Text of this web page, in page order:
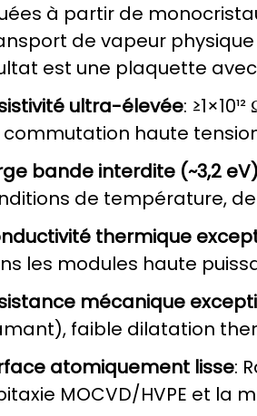
à partir de
de vapeur
est une plaquette
ultra-élevée:
commutation haute
bande interdite (~3,2 eV)
de température,
thermique
les modules haute
mécanique
faible dilatation
atomiquement lisse:
MOCVD/HVPE et la